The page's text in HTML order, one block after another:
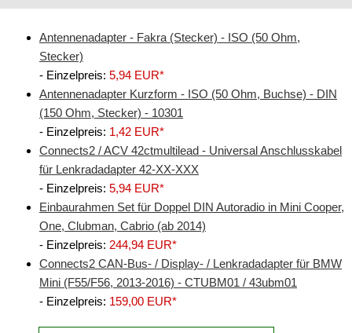
Freisprechadapter
Frequenzweichen
Handyhalterungen
iPod
kabellos Laden
Lautsprecheradapter
Lautsprechereinbauset
Lautsprecherkabel
Lautsprecherringe
Antennenadapter - Fakra (Stecker) - ISO (50 Ohm,
Stecker)
- Einzelpreis: 5,94 EUR*
Antennenadapter Kurzform - ISO (50 Ohm, Buchse) - DIN
(150 Ohm, Stecker) - 10301
- Einzelpreis: 1,42 EUR*
Connects2 / ACV 42ctmultilead - Universal Anschlusskabel
für Lenkradadapter 42-XX-XXX
- Einzelpreis: 5,94 EUR*
Einbaurahmen Set für Doppel DIN Autoradio in Mini Cooper,
One, Clubman, Cabrio (ab 2014)
- Einzelpreis: 244,94 EUR*
Connects2 CAN-Bus- / Display- / Lenkradadapter für BMW
Mini (F55/F56, 2013-2016) - CTUBM01 / 43ubm01
- Einzelpreis: 159,00 EUR*